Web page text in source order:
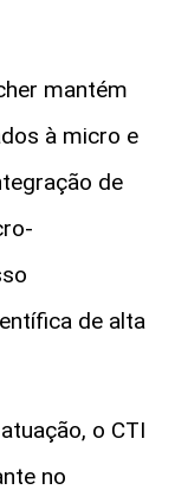
mantém
à micro e
de
de alta
o CTI
no